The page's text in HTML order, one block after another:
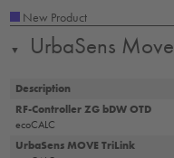
New Product
▼ UrbaSens Move
Description
RF-Controller ZG bDW OTD
ecoCALC
UrbaSens MOVE TriLink